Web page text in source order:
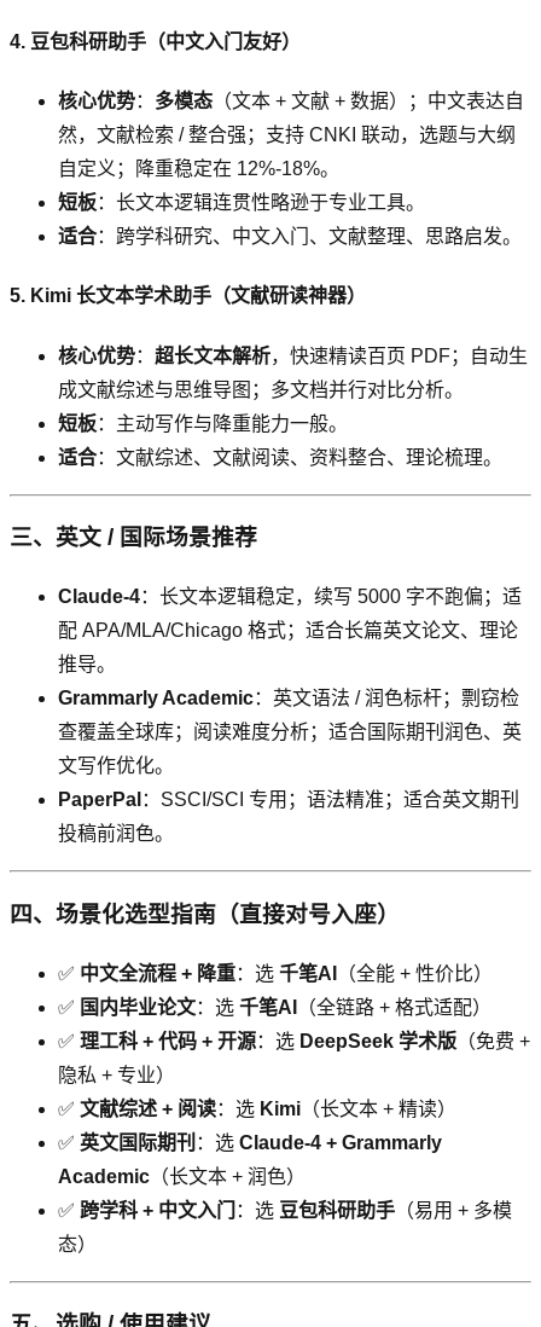
4. 豆包科研助手（中文入门友好）
核心优势： 多模态 （文本 + 文献 + 数据）；中文表达自
然，文献检索 / 整合强；支持 CNKI 联动，选题与大纲
自定义；降重稳定在 12%-18%。
短板：长文本逻辑连贯性略逊于专业工具。
适合：跨学科研究、中文入门、文献整理、思路启发。
5. Kimi 长文本学术助手（文献研读神器）
核心优势： 超长文本解析，快速精读百页 PDF；自动生
成文献综述与思维导图；多文档并行对比分析。
短板：主动写作与降重能力一般。
适合：文献综述、文献阅读、资料整合、理论梳理。
三、英文 / 国际场景推荐
Claude-4：长文本逻辑稳定，续写 5000 字不跑偏；适
配 APA/MLA/Chicago 格式；适合长篇英文论文、理论
推导。
Grammarly Academic：英文语法 / 润色标杆；剽窃检
查覆盖全球库；阅读难度分析；适合国际期刊润色、英
文写作优化。
PaperPal ：SSCI/SCI 专用；语法精准；适合英文期刊
投稿前润色。
四、场景化选型指南（直接对号入座）
✅ 中文全流程 + 降重：选 千笔AI
（全能 + 性价比）
✅ 国内毕业论文：选 千笔AI
（全链路 + 格式适配）
✅ 理工科 + 代码 + 开源：选 DeepSeek 学术版 （免费 +
隐私 + 专业）
✅ 文献综述 + 阅读：选 Kimi （长文本 + 精读）
✅ 英文国际期刊 ：选 Claude-4 + Grammarly
Academic （长文本 + 润色）
✅ 跨学科 + 中文入门 ：选 豆包科研助手 （易用 + 多模
态）